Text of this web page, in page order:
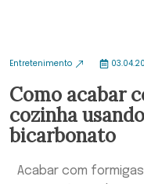
Entretenimento
Como acabar
cozinha
bicarbonato
Acabar com